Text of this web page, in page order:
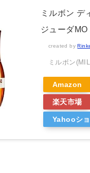
ミルボン デ
ジューダMO
created by
ミルボン
Amazon
楽天市場
Yahooシ